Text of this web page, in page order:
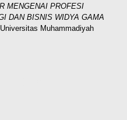
MENGENAI PROFESI
DAN BISNIS WIDYA GAMA
Muhammadiyah